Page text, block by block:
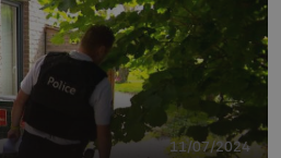
11/07/2024